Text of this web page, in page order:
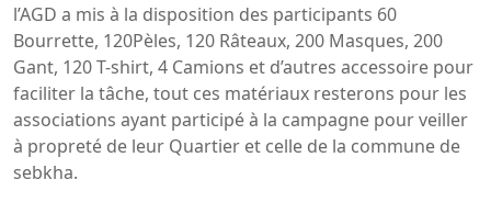
l’AGD a mis à la disposition des participants 60
Bourrette, 120Pèles, 120 Râteaux, 200 Masques, 200
Gant, 120 T-shirt, 4 Camions et d’autres accessoire pour
faciliter la tâche, tout ces matériaux resterons pour les
associations ayant participé à la campagne pour veiller
à propreté de leur Quartier et celle de la commune de
sebkha.